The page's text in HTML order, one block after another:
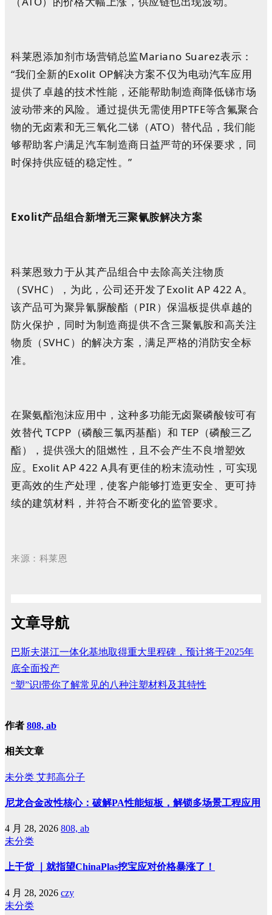
科莱恩添加剂市场营销总监Mariano Suarez表示：
“我们全新的Exolit OP解决方案不仅为电动汽车应用
提供了卓越的技术性能，还能帮助制造商降低锑市场
波动带来的风险。通过提供无需使用PTFE等含氟聚合
物的无卤素和无三氧化二锑（ATO）替代品，我们能
够帮助客户满足汽车制造商日益严苛的环保要求，同
时保持供应链的稳定性。”
Exolit产品组合新增无三聚氰胺解决方案
科莱恩致力于从其产品组合中去除高关注物质
（SVHC），为此，公司还开发了Exolit AP 422 A。
该产品可为聚异氰脲酸酯（PIR）保温板提供卓越的
防火保护，同时为制造商提供不含三聚氰胺和高关注
物质（SVHC）的解决方案，满足严格的消防安全标
准。
在聚氨酯泡沫应用中，这种多功能无卤聚磷酸铵可有
效替代 TCPP（磷酸三氯丙基酯）和 TEP（磷酸三乙
酯），提供强大的阻燃性，且不会产生不良增塑效
应。Exolit AP 422 A具有更佳的粉末流动性，可实现
更高效的生产处理，使客户能够打造更安全、更可持
续的建筑材料，并符合不断变化的监管要求。
来源：科莱恩
文章导航
巴斯夫湛江一体化基地取得重大里程碑，预计将于2025年
底全面投产
“塑”识l带你了解常见的八种注塑材料及其特性
作者 808, ab
相关文章
未分类 艾邦高分子
尼龙合金改性核心：破解PA性能短板，解锁多场景工程应用
4 月 28, 2026 808, ab
未分类
上干货 ｜就指望ChinaPlas挖宝应对价格暴涨了！
4 月 28, 2026 czy
未分类